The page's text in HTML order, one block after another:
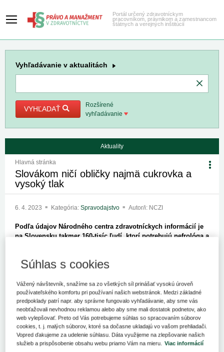
Portál určený zdravotníckym
pracovníkom, právnikom a zamestnancom
štátnych a verejných inštitúcií
Vyhľadávanie v aktualitách
VYHĽADAŤ
Rozšírené
vyhľadávanie
Aktuality
Hlavná stránka
Slovákom ničí obličky najmä cukrovka a
vysoký tlak
6. 4. 2023 Kategória: Spravodajstvo Autor/i: NCZI
Podľa údajov Národného centra zdravotníckych informácií je
na Slovensku takmer 160-tisíc ľudí, ktorí potrebujú nefrológa a
vysoký krvný tlak.
Obličky sú síce nenápadný, no veľmi dôležitý párový orgán.
Zodpovedajú najmä za vylučovanie prebytočných tekutín a
odpadových látok z tela a filtrovanie krvi. Našu pozornosť si
väčšinou získajú až vtedy, keď s nimi niečo nie je v poriadku. Pri
nedostatočnom fungovaní alebo zlyhaní obličiek sa v organizme
začnú rýchlo hromadiť toxíny, ktorých sa telo nestíha zbavovať.
Zároveň zadržiava prebytočné tekutiny, čo sa prejavuje opuchmi
(najčastejšie v okolí členkov) a dýchavičnosťou spôsobenou
Súhlas s cookies
Vážený návštevník, snažíme sa zo všetkých síl prinášať vysokú úroveň
používateľského komfortu pri používaní našich webstránok. Medzi základné
predpoklady patrí napr. aby správne fungovalo vyhľadávanie, aby sme vás
neobťažovali nevhodnou reklamou alebo aby sme mali dostatok podnetov, ako
web vylepšovať. Preto od Vás potrebujeme súhlas so spracovaním súborov
cookies, t. j. malých súborov, ktoré sa dočasne ukladajú vo vašom prehliadači.
Vopred ďakujeme za udelenie súhlasu. Dáta využijeme na zlepšovanie našich
služieb a prispôsobenie obsahu webu priamo Vám na mieru.
Viac informácií